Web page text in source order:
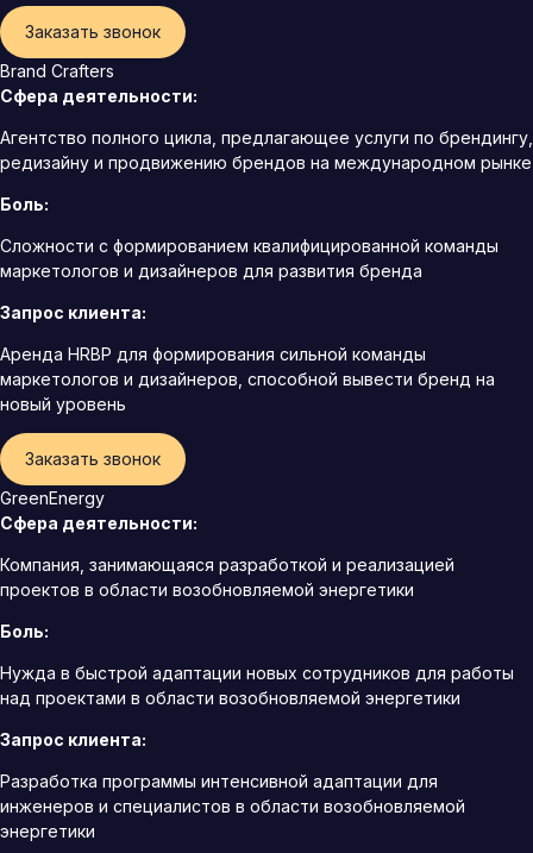
Заказать звонок
Brand Crafters
Сфера деятельности:
Агентство полного цикла, предлагающее услуги по брендингу,
редизайну и продвижению брендов на международном рынке
Боль:
Сложности с формированием квалифицированной команды
маркетологов и дизайнеров для развития бренда
Запрос клиента:
Аренда HRBP для формирования сильной команды
маркетологов и дизайнеров, способной вывести бренд на
новый уровень
Заказать звонок
GreenEnergy
Сфера деятельности:
Компания, занимающаяся разработкой и реализацией
проектов в области возобновляемой энергетики
Боль:
Нужда в быстрой адаптации новых сотрудников для работы
над проектами в области возобновляемой энергетики
Запрос клиента:
Разработка программы интенсивной адаптации для
инженеров и специалистов в области возобновляемой
энергетики